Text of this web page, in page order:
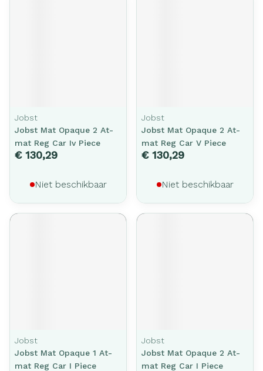
Jobst
Jobst Mat Opaque 2 At-
mat Reg Car Iv Piece
€ 130,29
Niet beschikbaar
Jobst
Jobst Mat Opaque 2 At-
mat Reg Car V Piece
€ 130,29
Niet beschikbaar
Jobst
Jobst Mat Opaque 1 At-
mat Reg Car I Piece
Jobst
Jobst Mat Opaque 2 At-
mat Reg Car I Piece